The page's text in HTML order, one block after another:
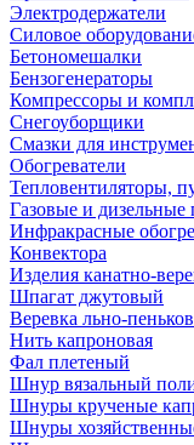
Электродержатели
Силовое
Бетономешалки
Бензогенераторы
Компрессоры и
Снегоуборщики
Смазки для
Обогреватели
Тепловентиляторы,
Газовые и
Инфракрасные
Конвектора
Изделия канатно-
Шпагат джутовый
Веревка льно-
Нить капроновая
Фал плетеный
Шнур вязальный
Шнуры крученые
Шнуры